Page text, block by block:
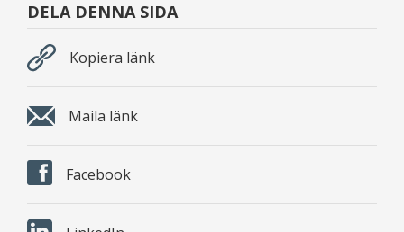
DELA DENNA SIDA
Kopiera länk
Maila länk
Facebook